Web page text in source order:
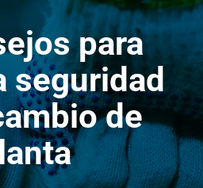
para
seguridad
de